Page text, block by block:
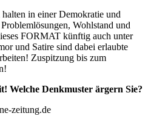
in einer Demokratie und
Wohlstand und
FORMAT künftig auch unter
und Satire sind dabei erlaubte
Zuspitzung bis zum
Welche Denkmuster ärgern Sie?
zeitung.de